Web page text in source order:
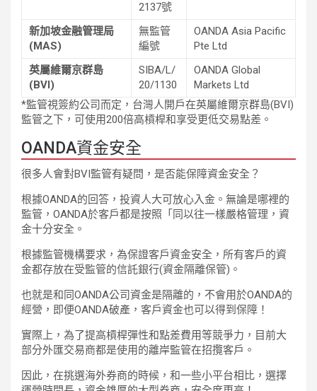
2137號
新加坡金融管理局
(MAS)
無監管
編號
OANDA Asia Pacific
Pte Ltd
英屬維爾京群島
(BVI)
SIBA/L/
20/1130
OANDA Global
Markets Ltd
*監管視簽約公司而定，台灣人開戶在英屬維爾京群島(BVI)
監管之下，可使用200倍高槓桿和享受更低交易點差。
OANDA資金安全
很多人會對BVI監管有疑問，是否能保障資金安全？
根據OANDA的回答，投資人大可放心入金。無論是哪裡的
監管，OANDA於客戶都是按照「同以往一樣嚴格管理，資
金十分安全。
根據監管機構要求，為保證客戶資金安全，所有客戶的資
金都存放在受監管的信託銀行(資金隔離保管)。
也就是和同OANDA公司資金是隔離的，不會用於OANDA的
經營，即便OANDA破產，客戶資金也可以得到保障！
實際上，為了提高槓桿彈性和點差費用等競爭力，目前大
部分外匯交易商都是使用的離岸監管在招攬客戶。
因此，在挑選海外券商的時候，和一些小平台相比，選擇